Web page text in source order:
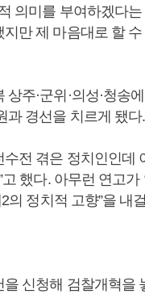
의미를 부여하겠다는
만 제 마음대로 할
주·군위·의성·청송
과 경선을 치르게 됐다.
전 겪은 정치인인데
했다. 아무런 연고
의 정치적 고향”을 내
신청해 검찰개혁을